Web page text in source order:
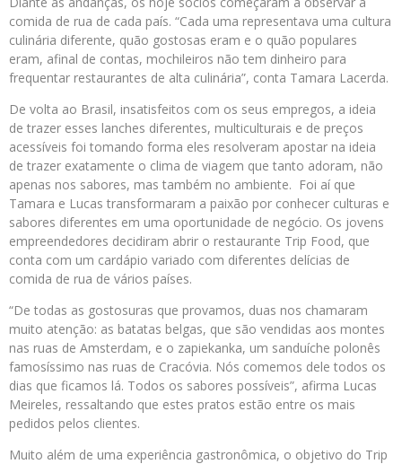
comida de rua de cada país. “Cada uma representava uma cultura
culinária diferente, quão gostosas eram e o quão populares
eram, afinal de contas, mochileiros não tem dinheiro para
frequentar restaurantes de alta culinária”, conta Tamara Lacerda.
De volta ao Brasil, insatisfeitos com os seus empregos, a ideia
de trazer esses lanches diferentes, multiculturais e de preços
acessíveis foi tomando forma eles resolveram apostar na ideia
de trazer exatamente o clima de viagem que tanto adoram, não
apenas nos sabores, mas também no ambiente. Foi aí que
Tamara e Lucas transformaram a paixão por conhecer culturas e
sabores diferentes em uma oportunidade de negócio. Os jovens
empreendedores decidiram abrir o restaurante Trip Food, que
conta com um cardápio variado com diferentes delícias de
comida de rua de vários países.
“De todas as gostosuras que provamos, duas nos chamaram
muito atenção: as batatas belgas, que são vendidas aos montes
nas ruas de Amsterdam, e o zapiekanka, um sanduíche polonês
famosíssimo nas ruas de Cracóvia. Nós comemos dele todos os
dias que ficamos lá. Todos os sabores possíveis”, afirma Lucas
Meireles, ressaltando que estes pratos estão entre os mais
pedidos pelos clientes.
Muito além de uma experiência gastronômica, o objetivo do Trip